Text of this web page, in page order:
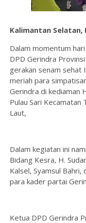
Kalimantan Selatan,
Dalam momentum
DPD Gerindra
gerakan senam sehat
meriah para
Gerindra di kediaman
Pulau Sari Kecamatan
Laut,
Dalam kegiatan ini
Bidang Kesra, H.
Kalsel, Syamsul
para kader partai
Ketua DPD Gerindra